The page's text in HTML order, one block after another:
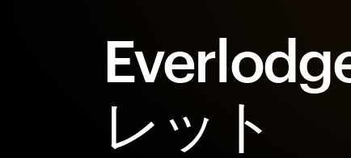
レット